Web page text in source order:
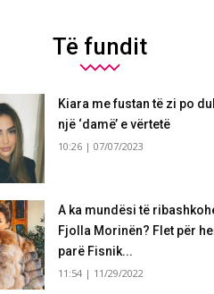
Të fundit
Kiara me fustan të zi po
një ‘damë’ e vërtetë
10:26 | 07/07/2023
A ka mundësi të
Fjolla Morinën? Flet për
parë Fisnik...
11:54 | 11/29/2022